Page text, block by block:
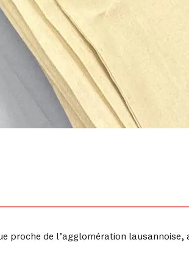
proche de l’agglomération